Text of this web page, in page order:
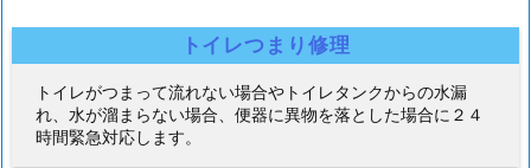
トイレつまり修理
トイレがつまって流れない場合やトイレタンクからの水漏
れ、水が溜まらない場合、便器に異物を落とした場合に２４
時間緊急対応します。